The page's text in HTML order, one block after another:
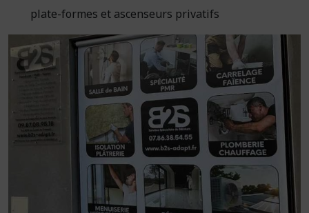
plate-formes et ascenseurs privatifs